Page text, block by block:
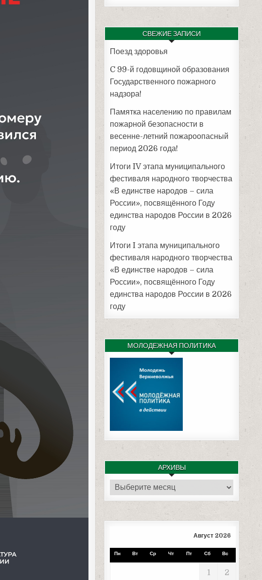
СВЕЖИЕ ЗАПИСИ
Поезд здоровья
C 99-й годовщиной образования
Государственного пожарного
надзора!
Памятка населению по правилам
пожарной безопасности в
весенне-летний пожароопасный
период 2026 года!
Итоги IV этапа муниципального
фестиваля народного творчества
«В единстве народов – сила
России», посвящённого Году
единства народов России в 2026
году
Итоги I этапа муниципального
фестиваля народного творчества
«В единстве народов – сила
России», посвящённого Году
единства народов России в 2026
году
МОЛОДЕЖНАЯ ПОЛИТИКА
АРХИВЫ
Архивы
Август 2026
Пн Вт Ср Чт Пт Сб Вс
1 2